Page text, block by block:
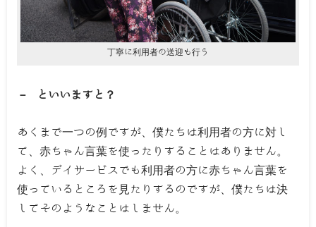
丁寧に利用者の送迎も行う
－ といいますと？
あくまで一つの例ですが、僕たちは利用者の方に対し
て、赤ちゃん言葉を使ったりすることはありません。
よく、デイサービスでも利用者の方に赤ちゃん言葉を
使っているところを見たりするのですが、僕たちは決
してそのようなことはしません。